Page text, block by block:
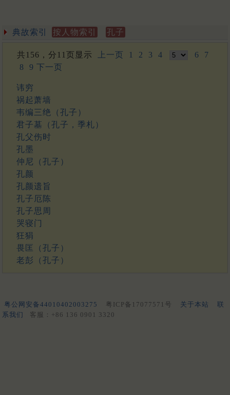
典故索引 按人物索引 孔子
共156，分11页显示 上一页 1 2 3 4 6
7
8
9 下一页
讳穷
祸起萧墙
韦编三绝（孔子）
君子墓（孔子，季札）
孔父伤时
孔墨
仲尼（孔子）
孔颜
孔颜遗旨
孔子厄陈
孔子思周
哭寝门
狂狷
畏匡（孔子）
老彭（孔子）
粤公网安备44010402003275 粤ICP备17077571号 关于本站
联
系我们
客服：+86 136 0901 3320